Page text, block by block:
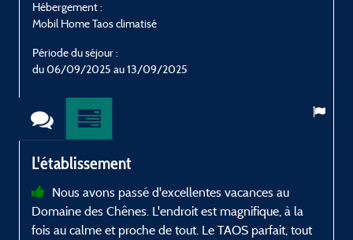
Hébergement :
Mobil Home Taos climatisé
Période du séjour :
du 06/09/2025 au 13/09/2025
L'établissement
Nous avons passé d'excellentes vacances au
Domaine des Chênes. L'endroit est magnifique, à la
fois au calme et proche de tout. Le TAOS parfait, tout